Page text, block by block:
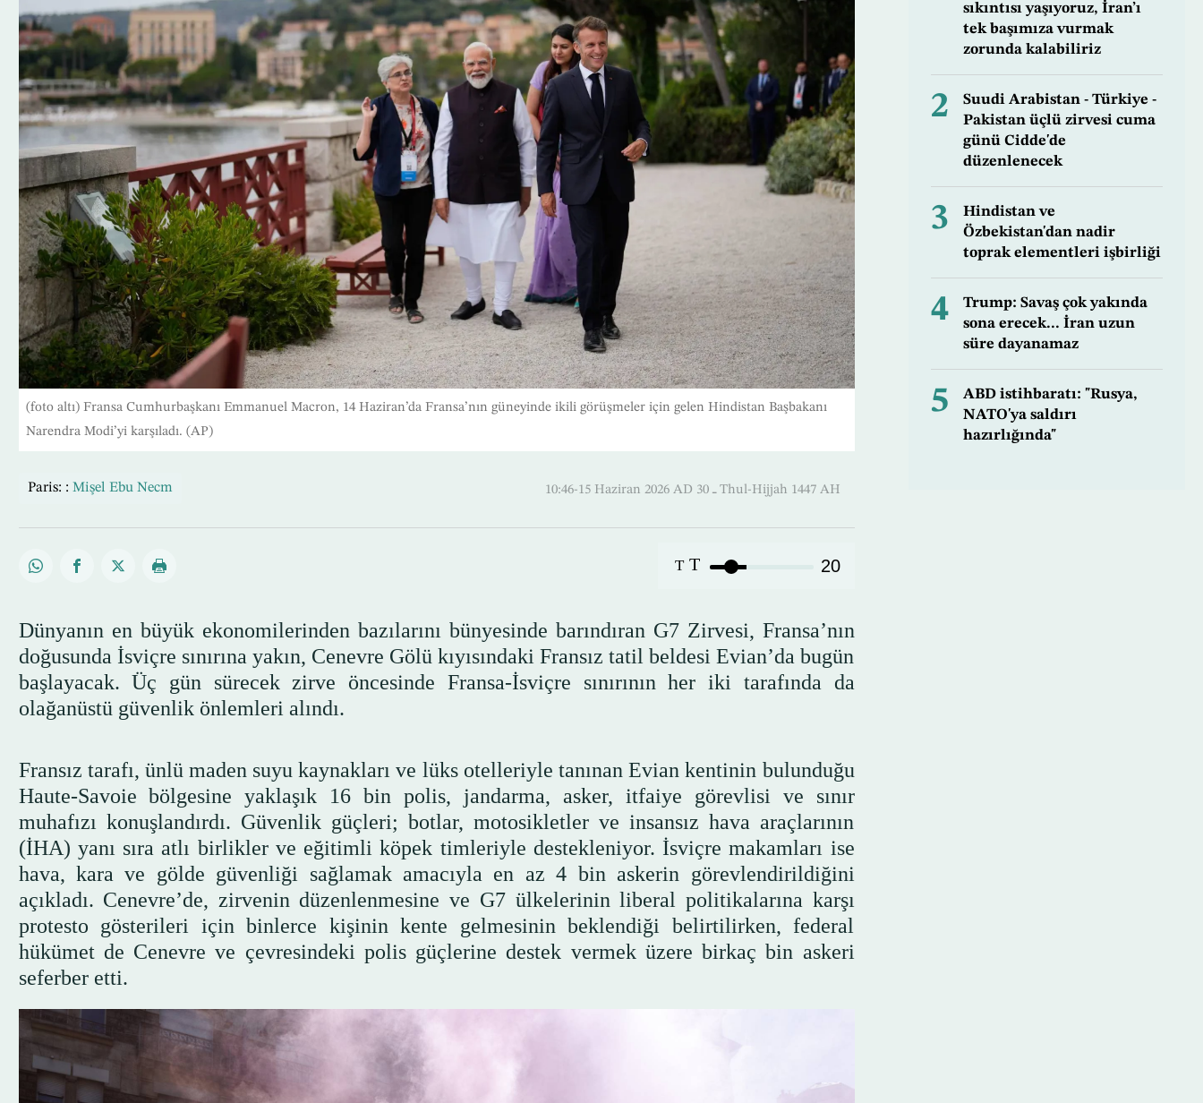
(foto altı) Fransa Cumhurbaşkanı Emmanuel Macron, 14 Haziran’da Fransa’nın güneyinde ikili görüşmeler için gelen Hindistan Başbakanı
Narendra Modi’yi karşıladı. (AP)
Paris: : Mişel Ebu Necm 10:46-15 Haziran 2026 AD ـ 30 Thul-Hijjah 1447 AH
T T 20
Dünyanın en büyük ekonomilerinden bazılarını bünyesinde barındıran G7 Zirvesi, Fransa’nın
doğusunda İsviçre sınırına yakın, Cenevre Gölü kıyısındaki Fransız tatil beldesi Evian’da bugün
başlayacak. Üç gün sürecek zirve öncesinde Fransa-İsviçre sınırının her iki tarafında da
olağanüstü güvenlik önlemleri alındı.
Fransız tarafı, ünlü maden suyu kaynakları ve lüks otelleriyle tanınan Evian kentinin bulunduğu
Haute-Savoie bölgesine yaklaşık 16 bin polis, jandarma, asker, itfaiye görevlisi ve sınır
muhafızı konuşlandırdı. Güvenlik güçleri; botlar, motosikletler ve insansız hava araçlarının
(İHA) yanı sıra atlı birlikler ve eğitimli köpek timleriyle destekleniyor. İsviçre makamları ise
hava, kara ve gölde güvenliği sağlamak amacıyla en az 4 bin askerin görevlendirildiğini
açıkladı. Cenevre’de, zirvenin düzenlenmesine ve G7 ülkelerinin liberal politikalarına karşı
protesto gösterileri için binlerce kişinin kente gelmesinin beklendiği belirtilirken, federal
hükümet de Cenevre ve çevresindeki polis güçlerine destek vermek üzere birkaç bin askeri
seferber etti.
sıkıntısı yaşıyoruz, İran’ı
tek başımıza vurmak
zorunda kalabiliriz
2
Suudi Arabistan - Türkiye -
Pakistan üçlü zirvesi cuma
günü Cidde'de
düzenlenecek
3
Hindistan ve
Özbekistan'dan nadir
toprak elementleri işbirliği
4
Trump: Savaş çok yakında
sona erecek... İran uzun
süre dayanamaz
5
ABD istihbaratı: "Rusya,
NATO'ya saldırı
hazırlığında"